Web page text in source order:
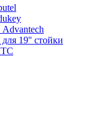
19'' стойки